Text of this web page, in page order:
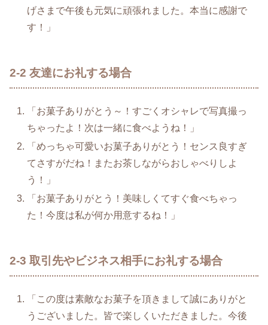
げさまで午後も元気に頑張れました。本当に感謝で
す！」
2-2 友達にお礼する場合
「お菓子ありがとう～！すごくオシャレで写真撮っ
ちゃったよ！次は一緒に食べようね！」
「めっちゃ可愛いお菓子ありがとう！センス良すぎ
てさすがだね！またお茶しながらおしゃべりしよ
う！」
「お菓子ありがとう！美味しくてすぐ食べちゃっ
た！今度は私が何か用意するね！」
2-3 取引先やビジネス相手にお礼する場合
「この度は素敵なお菓子を頂きまして誠にありがと
うございました。皆で楽しくいただきました。今後